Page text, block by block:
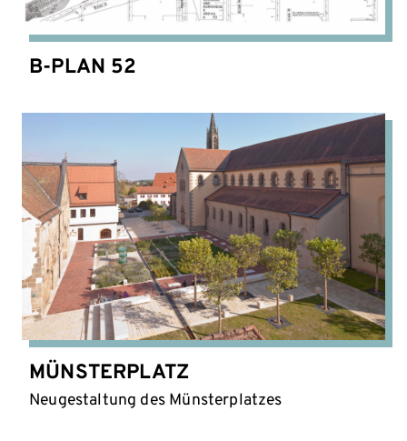
B-PLAN 52
MÜNSTERPLATZ
Neugestaltung des Münsterplatzes